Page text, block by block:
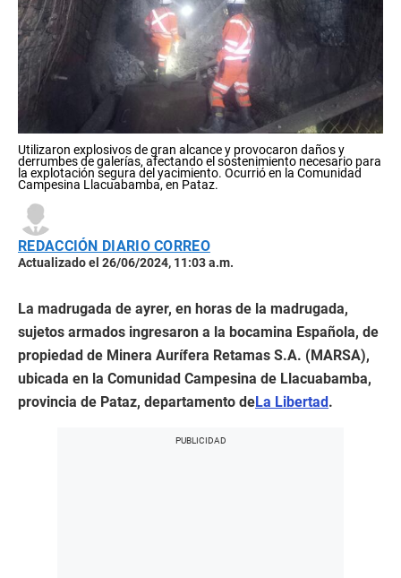
Utilizaron explosivos de gran alcance y provocaron daños y
derrumbes de galerías, afectando el sostenimiento necesario para
la explotación segura del yacimiento. Ocurrió en la Comunidad
Campesina Llacuabamba, en Pataz.
REDACCIÓN DIARIO CORREO
Actualizado el 26/06/2024, 11:03 a.m.
La madrugada de ayrer, en horas de la madrugada,
sujetos armados ingresaron a la bocamina Española, de
propiedad de Minera Aurífera Retamas S.A. (MARSA),
ubicada en la Comunidad Campesina de Llacuabamba,
provincia de Pataz, departamento deLa Libertad.